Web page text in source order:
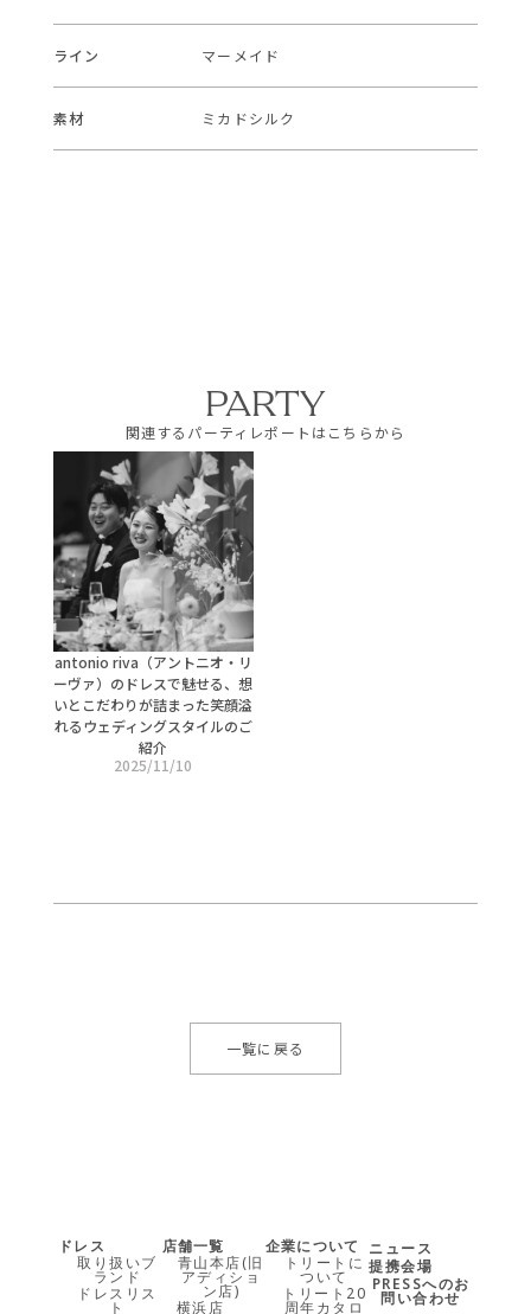
ライン マーメイド
素材 ミカドシルク
PARTY
関連するパーティレポートはこちらから
antonio riva（アントニオ・リ
ーヴァ）のドレスで魅せる、想
いとこだわりが詰まった笑顔溢
れるウェディングスタイルのご
紹介
2025/11/10
一覧に戻る
ドレス
取り扱いブ
ランド
ドレスリス
店舗一覧
青山本店(旧
アディショ
ン店)
企業について
トリートに
ついて
トリート20
ニュース
提携会場
PRESSへのお
問い合わせ